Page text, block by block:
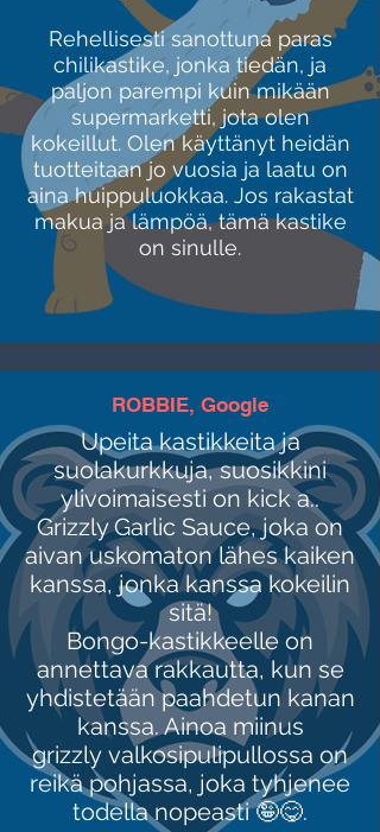
Rehellisesti sanottuna paras
chilikastike, jonka tiedän, ja
paljon parempi kuin mikään
supermarketti, jota olen
kokeillut. Olen käyttänyt heidän
tuotteitaan jo vuosia ja laatu on
aina huippuluokkaa. Jos rakastat
makua ja lämpöä, tämä kastike
on sinulle.
ROBBIE, Google
Upeita kastikkeita ja
suolakurkkuja, suosikkini
ylivoimaisesti on kick a..
Grizzly Garlic Sauce, joka on
aivan uskomaton lähes kaiken
kanssa, jonka kanssa kokeilin
sitä!
Bongo-kastikkeelle on
annettava rakkautta, kun se
yhdistetään paahdetun kanan
kanssa. Ainoa miinus
grizzly valkosipulipullossa on
reikä pohjassa, joka tyhjenee
todella nopeasti 🤪😋.